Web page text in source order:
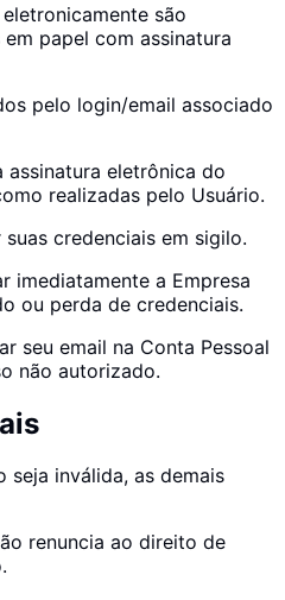
são
papel com assinatura
pelo login/email associado
assinatura eletrônica do
realizadas pelo Usuário.
credenciais em sigilo.
imediatamente a Empresa
ou perda de credenciais.
seu email na Conta Pessoal
não autorizado.
seja inválida, as demais
renuncia ao direito de